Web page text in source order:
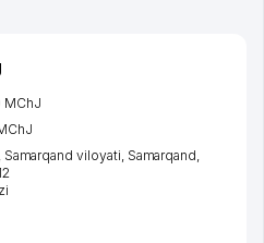
MChJ
Samarqand viloyati, Samarqand,